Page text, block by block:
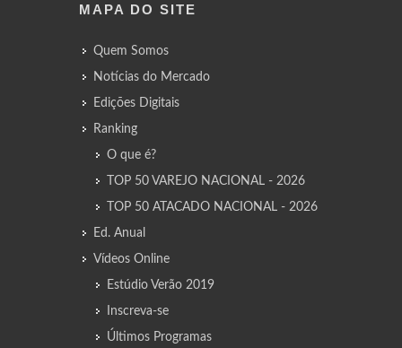
MAPA DO SITE
Quem Somos
Notícias do Mercado
Edições Digitais
Ranking
O que é?
TOP 50 VAREJO NACIONAL - 2026
TOP 50 ATACADO NACIONAL - 2026
Ed. Anual
Vídeos Online
Estúdio Verão 2019
Inscreva-se
Últimos Programas